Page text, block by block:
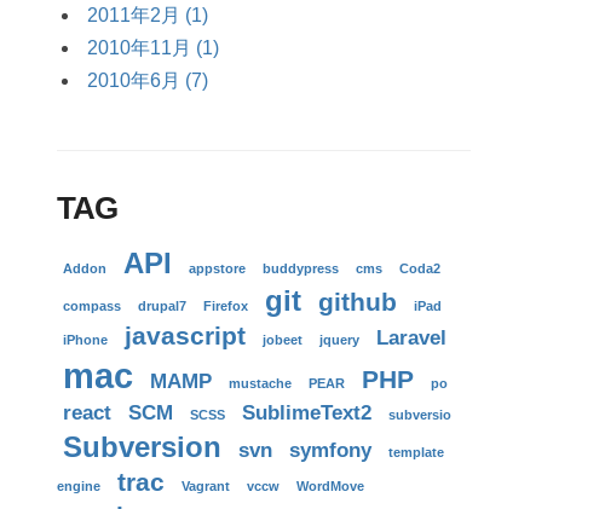
2011年2月 (1)
2010年11月 (1)
2010年6月 (7)
TAG
Addon API appstore buddypress cms Coda2
compass drupal7 Firefox git github iPad
iPhone javascript jobeet jquery Laravel
mac MAMP mustache PEAR PHP po
react SCM SCSS SublimeText2 subversio
Subversion svn symfony template
engine trac Vagrant vccw WordMove